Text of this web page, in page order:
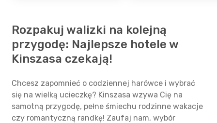
Rozpakuj walizki na kolejną
przygodę: Najlepsze hotele w
Kinszasa czekają!
Chcesz zapomnieć o codziennej harówce i wybrać
się na wielką ucieczkę? Kinszasa wzywa Cię na
samotną przygodę, pełne śmiechu rodzinne wakacje
czy romantyczną randkę! Zaufaj nam, wybór